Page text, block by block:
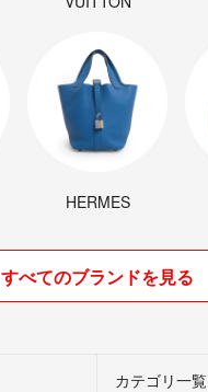
HERMES
すべてのブランドを見る
カテゴリ一覧